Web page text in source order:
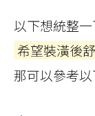
以下想統整一
希望裝潢後
那可以參考以